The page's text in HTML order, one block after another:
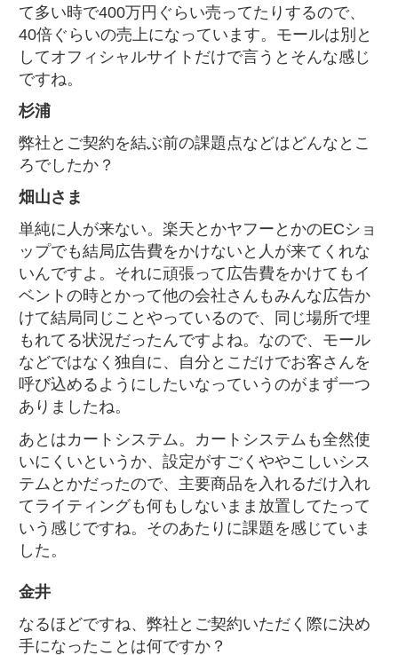
て多い時で400万円ぐらい売ってたりするので、
40倍ぐらいの売上になっています。モールは別と
してオフィシャルサイトだけで言うとそんな感じ
ですね。
杉浦
弊社とご契約を結ぶ前の課題点などはどんなとこ
ろでしたか？
畑山さま
単純に人が来ない。楽天とかヤフーとかのECショ
ップでも結局広告費をかけないと人が来てくれな
いんですよ。それに頑張って広告費をかけてもイ
ベントの時とかって他の会社さんもみんな広告か
けて結局同じことやっているので、同じ場所で埋
もれてる状況だったんですよね。なので、モール
などではなく独自に、自分とこだけでお客さんを
呼び込めるようにしたいなっていうのがまず一つ
ありましたね。
あとはカートシステム。カートシステムも全然使
いにくいというか、設定がすごくややこしいシス
テムとかだったので、主要商品を入れるだけ入れ
てライティングも何もしないまま放置してたって
いう感じですね。そのあたりに課題を感じていま
した。
金井
なるほどですね、弊社とご契約いただく際に決め
手になったことは何ですか？